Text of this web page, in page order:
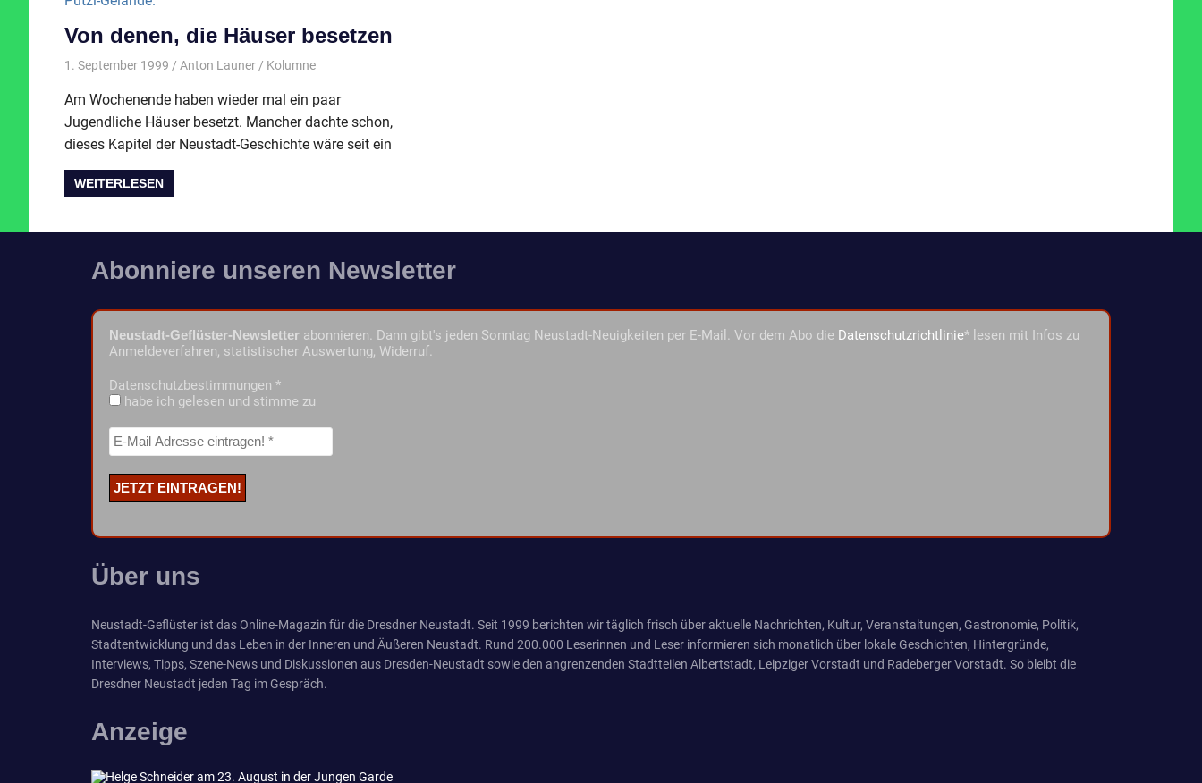
Von denen, die Häuser besetzen
1. September 1999 Anton Launer Kolumne
Am Wochenende haben wieder mal ein paar
Jugendliche Häuser besetzt. Mancher dachte schon,
dieses Kapitel der Neustadt-Geschichte wäre seit ein
WEITERLESEN
Abonniere unseren Newsletter
Neustadt-Geflüster-Newsletter abonnieren. Dann gibt's jeden Sonntag Neustadt-Neuigkeiten per E-Mail. Vor dem Abo die Datenschutzrichtlinie* lesen mit Infos zu
Anmeldeverfahren, statistischer Auswertung, Widerruf.
Datenschutzbestimmungen *
habe ich gelesen und stimme zu
Über uns
Neustadt-Geflüster ist das Online-Magazin für die Dresdner Neustadt. Seit 1999 berichten wir täglich frisch über aktuelle Nachrichten, Kultur, Veranstaltungen, Gastronomie, Politik,
Stadtentwicklung und das Leben in der Inneren und Äußeren Neustadt. Rund 200.000 Leserinnen und Leser informieren sich monatlich über lokale Geschichten, Hintergründe,
Interviews, Tipps, Szene-News und Diskussionen aus Dresden-Neustadt sowie den angrenzenden Stadtteilen Albertstadt, Leipziger Vorstadt und Radeberger Vorstadt. So bleibt die
Dresdner Neustadt jeden Tag im Gespräch.
Anzeige